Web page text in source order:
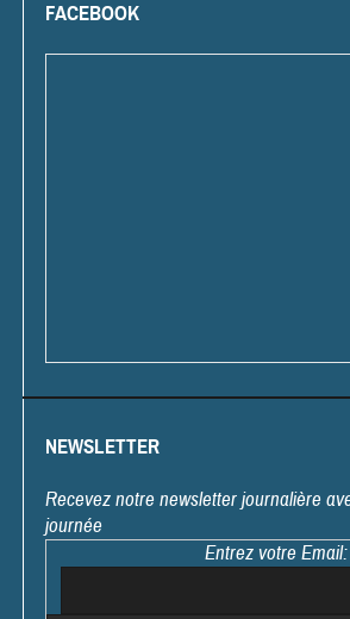
FACEBOOK
NEWSLETTER
Recevez notre newsletter journalière
journée
Entrez votre Email: